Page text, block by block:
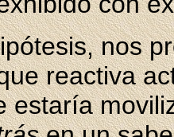
nos
reactiva
estaría